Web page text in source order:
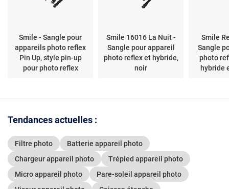
Smile - Sangle pour
appareils photo reflex
Pin Up, style pin-up
pour photo reflex
Smile 16016 La Nuit -
Sangle pour appareil
photo reflex et hybride,
noir
Smile
Sangle
photo
hybride
Tendances actuelles :
Filtre photo
Batterie appareil photo
Chargeur appareil photo
Trépied appareil photo
Micro appareil photo
Pare-soleil appareil photo